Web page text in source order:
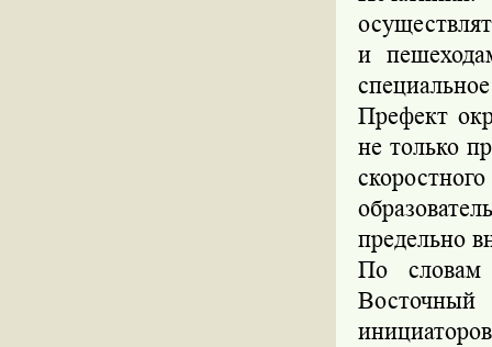
и
Префект
не только
предельно
По